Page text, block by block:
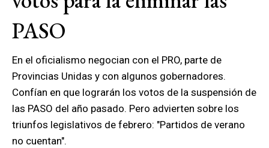
PASO
En el oficialismo negocian con el PRO, parte de
Provincias Unidas y con algunos gobernadores.
Confían en que lograrán los votos de la suspensión de
las PASO del año pasado. Pero advierten sobre los
triunfos legislativos de febrero: "Partidos de verano
no cuentan".